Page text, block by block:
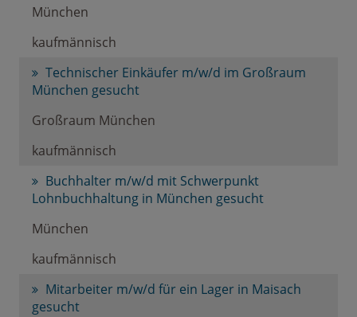
München
kaufmännisch
Technischer Einkäufer m/w/d im Großraum
München gesucht
Großraum München
kaufmännisch
Buchhalter m/w/d mit Schwerpunkt
Lohnbuchhaltung in München gesucht
München
kaufmännisch
Mitarbeiter m/w/d für ein Lager in Maisach
gesucht